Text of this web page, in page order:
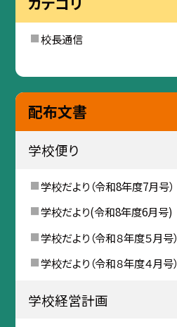
校長通信
配布文書
学校便り
学校だより（令和8年度7月号）
学校だより(令和8年度6月号)
学校だより（令和８年度５月号）
学校だより（令和８年度４月号）
学校経営計画